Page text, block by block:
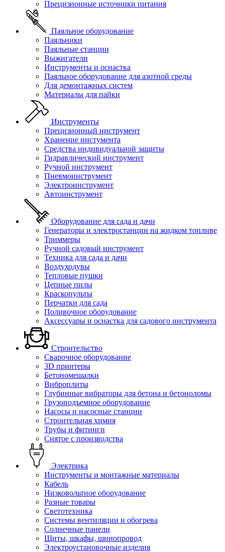
Прецизионные источники питания
Паяльное оборудование
Паяльники
Паяльные станции
Выжигатели
Инструменты и оснастка
Паяльное оборудование для азотной среды
Для демонтажных систем
Материалы для пайки
Инструменты
Прецизионный инструмент
Хранение инстумента
Средства индивидуальной защиты
Гидравлический инструмент
Ручной инструмент
Пневмоинструмент
Электроинструмент
Автоинструмент
Оборудование для сада и дачи
Генераторы и электростанции на жидком топливе
Триммеры
Ручной садовый инструмент
Техника для сада и дачи
Воздуходувы
Тепловые пушки
Цепные пилы
Краскопульты
Перчатки для сада
Поливочное оборудование
Аксессуары и оснастка для садового инструмента
Строительство
Сварочное оборудование
3D принтеры
Бетономешалки
Виброплиты
Глубинные вибраторы для бетона и бетоноломы
Грузоподъемное оборудование
Насосы и насосные станции
Строительная химия
Трубы и фитинги
Снятое с производства
Электрика
Инструменты и монтажные материалы
Кабель
Низковольтное оборудование
Разные товары
Светотехника
Системы вентиляции и обогрева
Солнечные панели
Щиты, шкафы, шинопровод
Электроустановочные изделия